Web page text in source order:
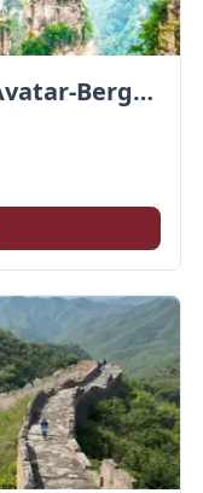
Zhangjiajie entdecken: Avatar-Berge & Altstadt von Fenghuang